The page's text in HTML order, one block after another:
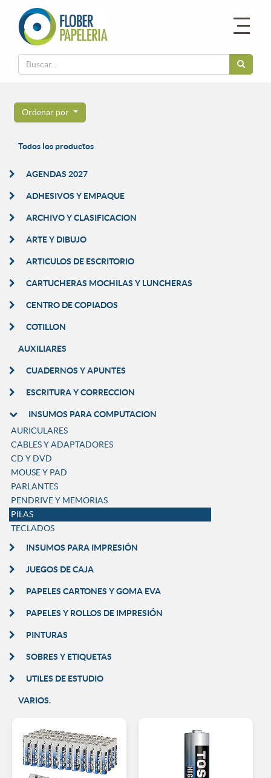
Ordenar por
Todos los productos
AGENDAS 2027
ADHESIVOS Y EMPAQUE
ARCHIVO Y CLASIFICACION
ARTE Y DIBUJO
ARTICULOS DE ESCRITORIO
CARTUCHERAS MOCHILAS Y LUNCHERAS
CENTRO DE COPIADOS
COTILLON
AUXILIARES
CUADERNOS Y APUNTES
ESCRITURA Y CORRECCION
INSUMOS PARA COMPUTACION
AURICULARES
CABLES Y ADAPTADORES
CD Y DVD
MOUSE Y PAD
PARLANTES
PENDRIVE Y MEMORIAS
PILAS
TECLADOS
INSUMOS PARA IMPRESIÓN
JUEGOS DE CAJA
PAPELES CARTONES Y GOMA EVA
PAPELES Y ROLLOS DE IMPRESIÓN
PINTURAS
SOBRES Y ETIQUETAS
UTILES DE ESTUDIO
VARIOS.